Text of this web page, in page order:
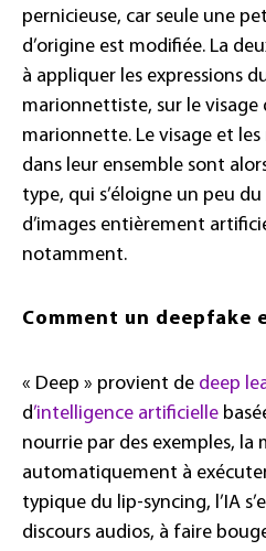
pernicieuse, car seule une
d’origine est modifiée. La
à appliquer les expressions
marionnettiste, sur le visage
marionnette. Le visage et
dans leur ensemble sont
type, qui s’éloigne un peu
d’images entièrement
notamment.
Comment un deepfake
« Deep » provient de deep
d’intelligence artificielle
nourrie par des exemples, la
automatiquement à
typique du lip-syncing, l’IA
discours audios, à faire